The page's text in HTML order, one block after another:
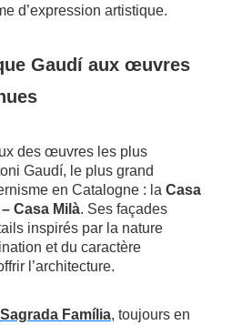
d’expression artistique.
Gaudí aux œuvres
des œuvres les plus
Gaudí, le plus grand
en Catalogne : la Casa
Casa Milà. Ses façades
inspirés par la nature
et du caractère
l’architecture.
Sagrada Família, toujours en